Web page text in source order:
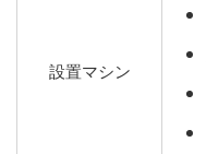
設置マシン